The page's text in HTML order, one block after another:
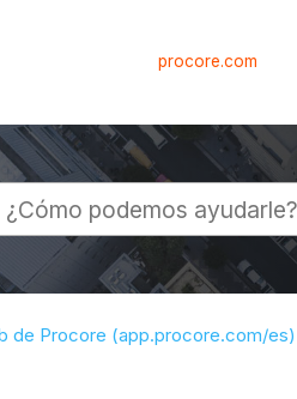
procore.com
de Procore (app.procore.com/es)